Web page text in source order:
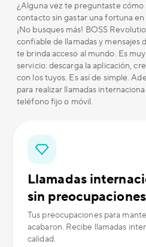
¿Alguna vez te preguntaste
contacto sin gastar una fortuna
¡No busques más! BOSS
confiable de llamadas y
te brinda acceso al mundo. Es
servicio: descarga la aplicación,
con los tuyos. Es así de simple.
para realizar llamadas
teléfono fijo o móvil.
Llamadas
sin preocupaciones
Tus preocupaciones para
acabaron. Recibe llamadas
calidad.